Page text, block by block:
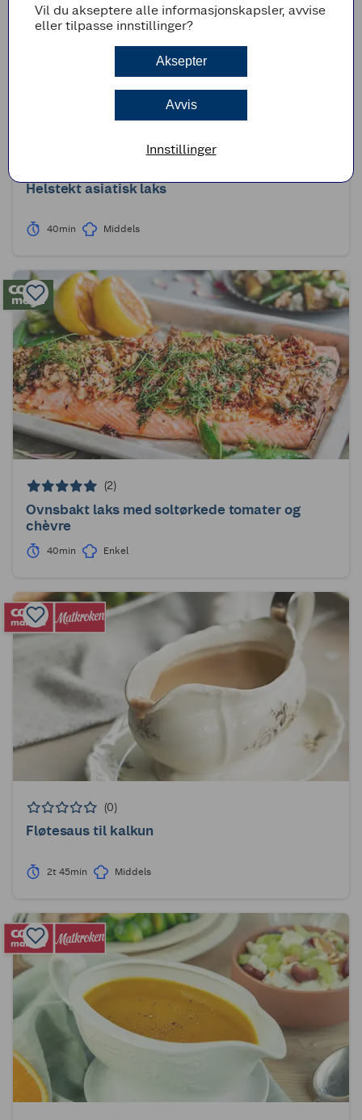
Helstekt asiatisk laks
40min Middels
(2)
Ovnsbakt laks med soltørkede tomater og
chèvre
40min Enkel
(0)
Fløtesaus til kalkun
2t 45min Middels
Vil du akseptere alle informasjonskapsler, avvise
eller tilpasse innstillinger?
Aksepter
Avvis
Innstillinger